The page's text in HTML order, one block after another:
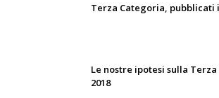
Terza Categoria, pubblicati
Le nostre ipotesi sulla Terza
2018